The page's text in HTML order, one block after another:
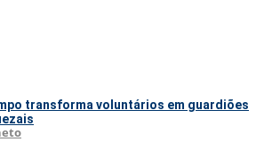
transforma voluntários em guardiões